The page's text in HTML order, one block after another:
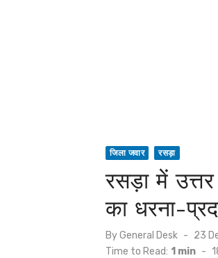
जिला जवार रसड़ा
रसड़ा में
का धरना-
ByGeneral Desk
on
23
Time to Read: 1 min -